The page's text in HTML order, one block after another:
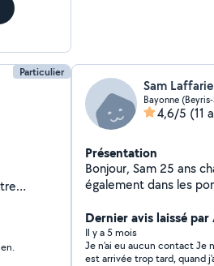
Particulier
je
Sam Laffarie
Bayonne
4,6/5 (11
Présentation
Bonjour, Sam 25 ans
également dans les
des problèmes de
Dernier avis laissé par
Il y a 5 mois
Je n'ai eu aucun contact Je
est arrivée trop tard, quand